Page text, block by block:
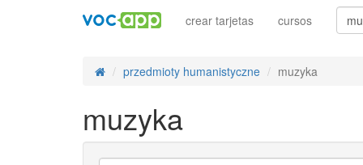
crear tarjetas cursos
przedmioty humanistyczne muzyka
muzyka